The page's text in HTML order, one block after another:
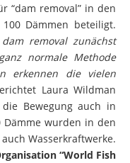
“dam removal” in den
Dämmen beteiligt.
removal zunächst
normale Methode
erkennen die vielen
Laura Wildman
Bewegung auch in
Dämme wurden in den
Wasserkraftwerke.
“World Fish